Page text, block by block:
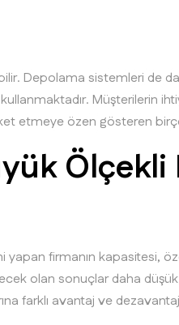
Depolama sistemleri de
Müşterilerin
etmeye özen gösteren
Ölçekli
firmanın kapasitesi,
olan sonuçlar daha
farklı avantaj ve